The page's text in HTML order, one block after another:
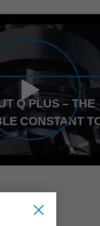
Q PLUS – THE
CONSTANT